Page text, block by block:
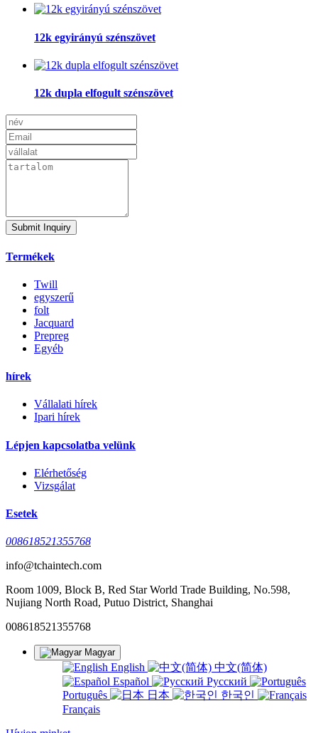
12k egyirányú szénszövet
12k dupla elfogult szénszövet
Submit Inquiry
Termékek
Twill
egyszerű
folt
Jacquard
Prepreg
Egyéb
hírek
Vállalati hírek
Ipari hírek
Lépjen kapcsolatba velünk
Elérhetőség
Vizsgálat
Esetek
008618521355768
info@tchaintech.com
Room 1009, Block B, Red Star World Trade Building, No.598,
Nujiang North Road, Putuo District, Shanghai
008618521355768
Magyar
English
中文(简体)
Español
Русский
Português
日本
한국인
Français